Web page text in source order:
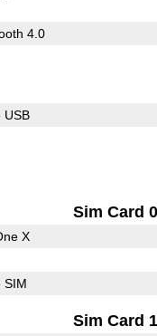
4.0
USB
Sim Card 0
X
SIM
Sim Card 1